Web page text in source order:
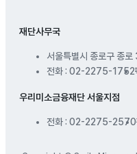
재단사무국
서울특별시 종로구 종
전화 : 02-2275-1752
우리미소금융재단 서울지점
전화 : 02-2275-2570